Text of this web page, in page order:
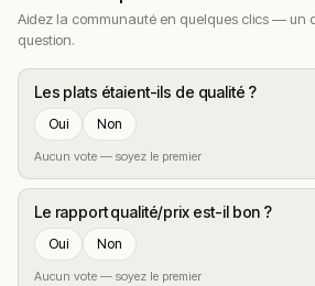
Aidez la communauté en quelques clics — un
question.
Les plats étaient-ils de qualité ?
Oui Non
Aucun vote — soyez le premier
Le rapport qualité/prix est-il bon ?
Oui Non
Aucun vote — soyez le premier